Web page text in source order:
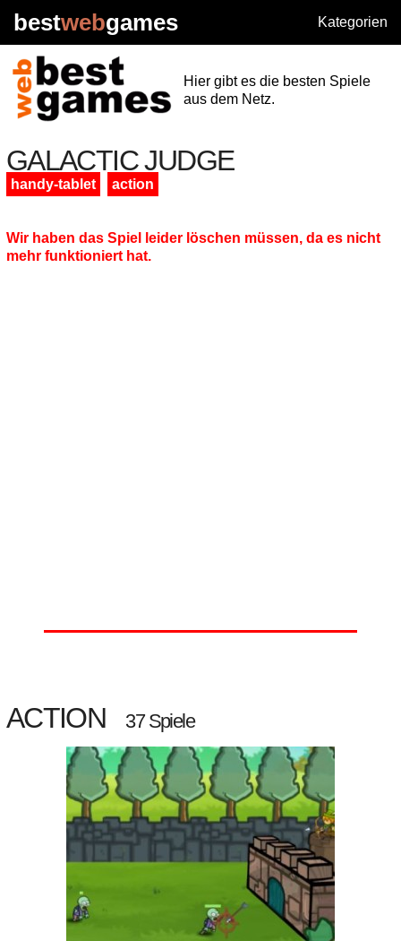
bestwebgames Kategorien
Hier gibt es die besten Spiele
aus dem Netz.
GALACTIC JUDGE
handy-tablet action
Wir haben das Spiel leider löschen müssen, da es nicht
mehr funktioniert hat.
ACTION 37 Spiele